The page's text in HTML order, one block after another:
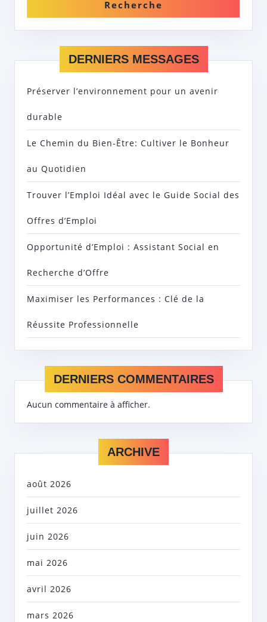
Recherche
DERNIERS MESSAGES
Préserver l’environnement pour un avenir
durable
Le Chemin du Bien-Être: Cultiver le Bonheur
au Quotidien
Trouver l’Emploi Idéal avec le Guide Social des
Offres d’Emploi
Opportunité d’Emploi : Assistant Social en
Recherche d’Offre
Maximiser les Performances : Clé de la
Réussite Professionnelle
DERNIERS COMMENTAIRES
Aucun commentaire à afficher.
ARCHIVE
août 2026
juillet 2026
juin 2026
mai 2026
avril 2026
mars 2026